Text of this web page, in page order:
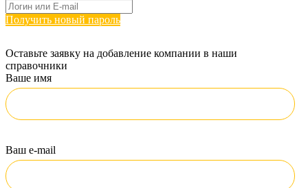
Получить новый пароль
Оставьте заявку на добавление компании в наши
справочники
Ваше имя
Ваш e-mail